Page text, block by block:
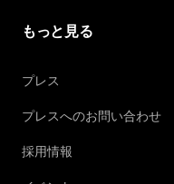
もっと見る
プレス
プレスへのお問い合わせ
採用情報